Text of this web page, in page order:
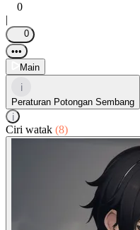
0
|
0
•••
Main
i
Peraturan Potongan Sembang
i
Ciri watak (8)